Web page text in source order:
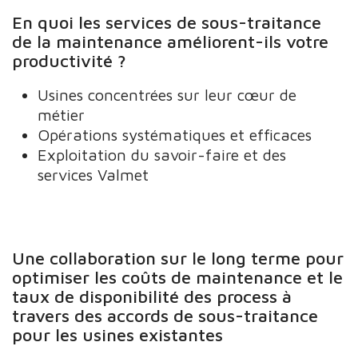
En quoi les services de sous-traitance
de la maintenance améliorent-ils votre
productivité ?
Usines concentrées sur leur cœur de
métier
Opérations systématiques et efficaces
Exploitation du savoir-faire et des
services Valmet
Une collaboration sur le long terme pour
optimiser les coûts de maintenance et le
taux de disponibilité des process à
travers des accords de sous-traitance
pour les usines existantes